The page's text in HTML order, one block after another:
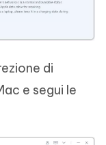
di
e segui le